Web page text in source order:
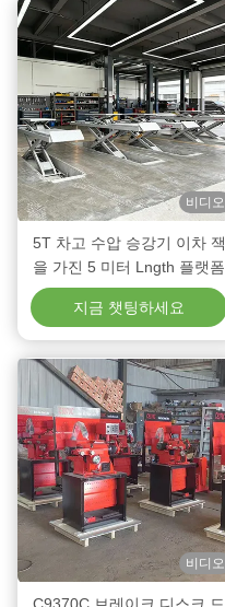
비디오
5T 차고 수압 승강기 이차 잭
을 가진 5 미터 Lngth 플랫폼
지금 챗팅하세요
비디오